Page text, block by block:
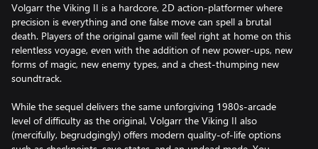
Volgarr the Viking II is a hardcore, 2D action-platformer where
precision is everything and one false move can spell a brutal
death. Players of the original game will feel right at home on this
relentless voyage, even with the addition of new power-ups, new
forms of magic, new enemy types, and a chest-thumping new
soundtrack.
While the sequel delivers the same unforgiving 1980s-arcade
level of difficulty as the original, Volgarr the Viking II also
(mercifully, begrudgingly) offers modern quality-of-life options